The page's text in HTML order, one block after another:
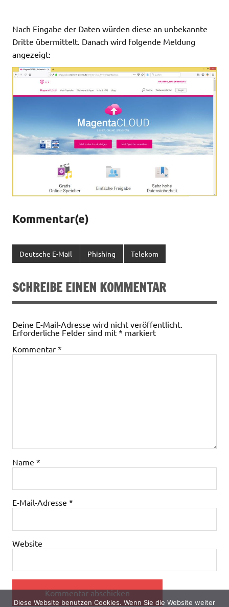
Nach Eingabe der Daten würden diese an unbekannte
Dritte übermittelt. Danach wird folgende Meldung
angezeigt:
Kommentar(e)
Deutsche E-Mail Phishing Telekom
SCHREIBE EINEN KOMMENTAR
Deine E-Mail-Adresse wird nicht veröffentlicht.
Erforderliche Felder sind mit * markiert
Kommentar *
Name *
E-Mail-Adresse *
Website
Diese Website benutzen Cookies. Wenn Sie die Website weiter